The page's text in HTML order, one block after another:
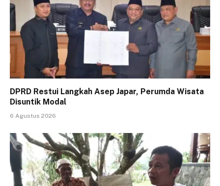
DPRD Restui Langkah Asep Japar, Perumda Wisata
Disuntik Modal
6 Agustus 2026